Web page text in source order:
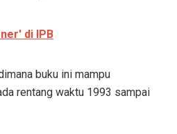
di IPB
buku ini mampu
rentang waktu 1993 sampai